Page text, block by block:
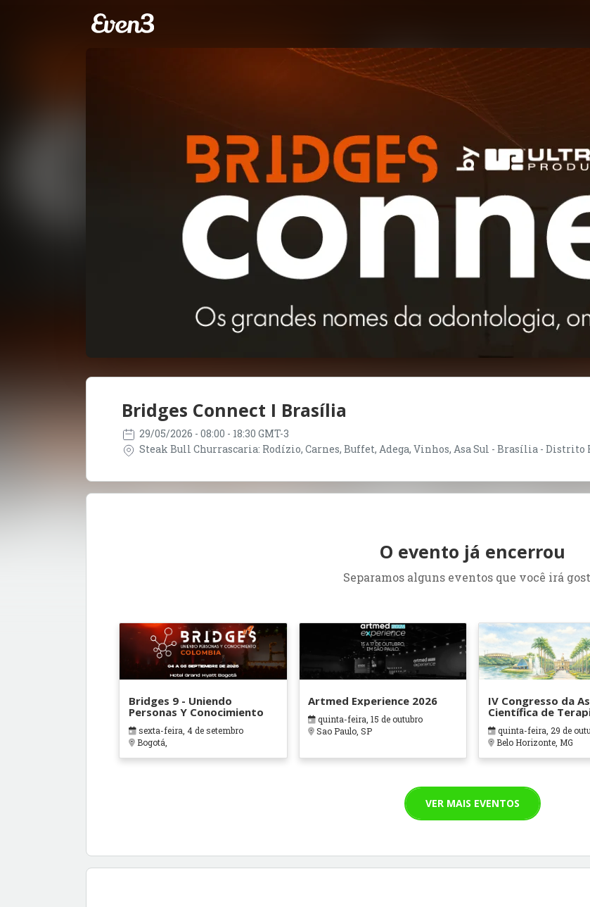
Bridges Connect I Brasília
29/05/2026 - 08:00 - 18:30 GMT-3
Steak Bull Churrascaria: Rodízio, Carnes, Buffet, Adega, Vinhos, Asa Sul - Brasília - Distrito
O evento já encerrou
Separamos alguns eventos que você irá
Bridges 9 - Uniendo
Personas Y Conocimiento
sexta-feira, 4 de setembro
Bogotá,
Artmed Experience 2026
quinta-feira, 15 de outubro
Sao Paulo, SP
IV Congresso da
Científica de
Ocupacional em
Hospitalares e
Paliativos -
quinta-feira, 29 de
Belo Horizonte, MG
VER MAIS EVENTOS